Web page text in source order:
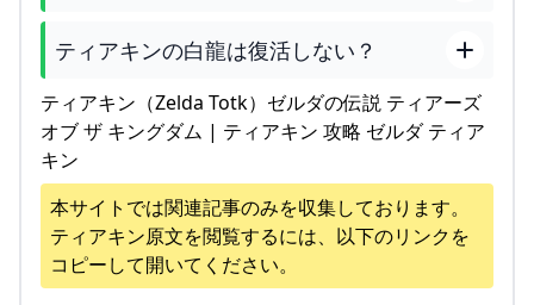
ティアキンの白龍は復活しない？
ティアキン（Zelda Totk）ゼルダの伝説 ティアーズ
オブ ザ キングダム | ティアキン 攻略 ゼルダ ティア
キン
本サイトでは関連記事のみを収集しております。
ティアキン原文を閲覧するには、以下のリンクを
コピーして開いてください。